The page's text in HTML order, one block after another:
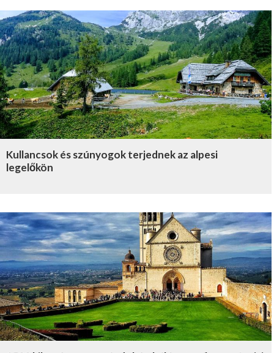
Kullancsok és szúnyogok terjednek az alpesi
legelőkön